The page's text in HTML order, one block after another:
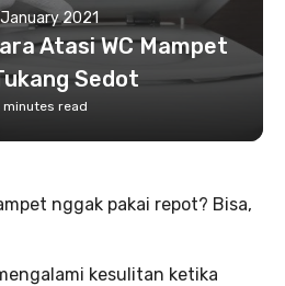
2021
Atasi WC Mampet
Sedot
minutes read
nggak pakai repot? Bisa,
kesulitan ketika